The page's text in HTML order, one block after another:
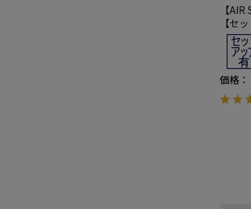
【
【セ
汗速
価格：